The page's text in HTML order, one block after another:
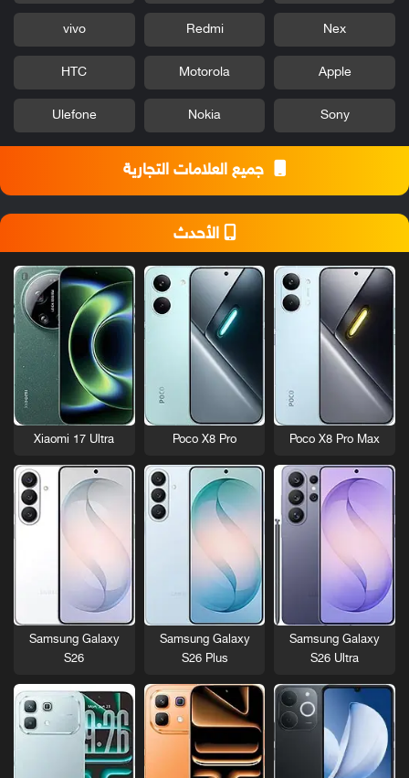
Nex
Redmi
vivo
Apple
Motorola
HTC
Sony
Nokia
Ulefone
جميع العلامات التجارية
الأحدث
Poco X8 Pro Max
Poco X8 Pro
Xiaomi 17 Ultra
Samsung Galaxy
S26 Ultra
Samsung Galaxy
S26 Plus
Samsung Galaxy
S26